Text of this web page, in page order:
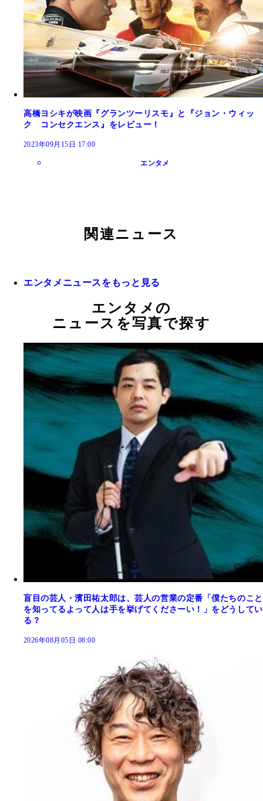
高橋ヨシキが映画『グランツーリスモ』と『ジョン・ウィッ
ク コンセクエンス』をレビュー！
2023年09月15日 17:00
エンタメ
関連ニュース
エンタメニュースをもっと見る
エンタメの
ニュースを写真で探す
盲目の芸人・濱田祐太郎は、芸人の営業の定番「僕たちのこと
を知ってるよって人は手を挙げてくださーい！」をどうしてい
る？
2026年08月05日 08:00